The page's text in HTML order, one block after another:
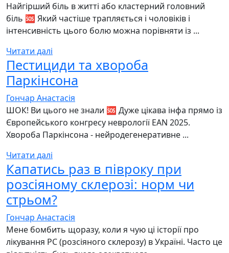
Найгірший біль в житті або кластерний головний
біль 🆘 Який частіше трапляється і чоловіків і
інтенсивність цього болю можна порівняти із ...
Читати далі
Пестициди та хвороба
Паркінсона
Гончар Анастасія
ШОК! Ви цього не знали 🆘 Дуже цікава інфа прямо із
Європейського конгресу неврології EAN 2025.
Хвороба Паркінсона - нейродегенеративне ...
Читати далі
Капатись раз в півроку при
розсіяному склерозі: норм чи
стрьом?
Гончар Анастасія
Мене бомбить щоразу, коли я чую ці історії про
лікування РС (розсіяного склерозу) в Україні. Часто це